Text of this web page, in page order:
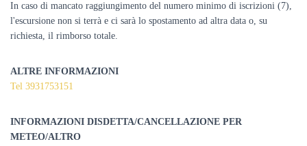
In caso di mancato raggiungimento del numero minimo di iscrizioni (7),
l'escursione non si terrà e ci sarà lo spostamento ad altra data o, su
richiesta, il rimborso totale.
ALTRE INFORMAZIONI
Tel 3931753151
INFORMAZIONI DISDETTA/CANCELLAZIONE PER
METEO/ALTRO